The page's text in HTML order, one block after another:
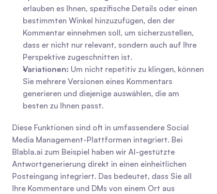
erlauben es Ihnen, spezifische Details oder einen
bestimmten Winkel hinzuzufügen, den der
Kommentar einnehmen soll, um sicherzustellen,
dass er nicht nur relevant, sondern auch auf Ihre
Perspektive zugeschnitten ist.
Variationen: Um nicht repetitiv zu klingen, können
Sie mehrere Versionen eines Kommentars
generieren und diejenige auswählen, die am
besten zu Ihnen passt.
Diese Funktionen sind oft in umfassendere Social
Media Management-Plattformen integriert. Bei
Blabla.ai zum Beispiel haben wir AI-gestützte
Antwortgenerierung direkt in einen einheitlichen
Posteingang integriert. Das bedeutet, dass Sie all
Ihre Kommentare und DMs von einem Ort aus